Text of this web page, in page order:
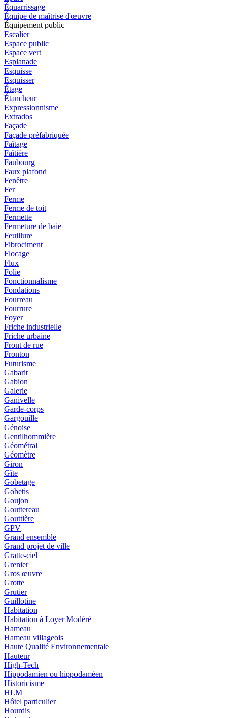
Équarrissage
Équipe de maîtrise d'œuvre
Équipement public
Escalier
Espace public
Espace vert
Esplanade
Esquisse
Esquisser
Étage
Étancheur
Expressionnisme
Extrados
Façade
Façade préfabriquée
Faîtage
Faîtière
Faubourg
Faux plafond
Fenêtre
Fer
Ferme
Ferme de toit
Fermette
Fermeture de baie
Feuillure
Fibrociment
Flocage
Flux
Folie
Fonctionnalisme
Fondations
Fourreau
Fourrure
Foyer
Friche industrielle
Friche urbaine
Front de rue
Fronton
Futurisme
Gabarit
Gabion
Galerie
Ganivelle
Garde-corps
Gargouille
Génoise
Gentilhommière
Géométral
Géomètre
Giron
Gîte
Gobetage
Gobetis
Goujon
Gouttereau
Gouttière
GPV
Grand ensemble
Grand projet de ville
Gratte-ciel
Grenier
Gros œuvre
Grotte
Grutier
Guillotine
Habitation
Habitation à Loyer Modéré
Hameau
Hameau villageois
Haute Qualité Environnementale
Hauteur
High-Tech
Hippodamien ou hippodaméen
Historicisme
HLM
Hôtel particulier
Hourdis